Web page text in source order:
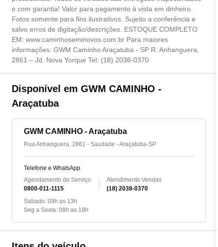
e com garantia! Valor para pagamento à vista em dinheiro.
Fotos somente para fins ilustrativos. Sujeito a conferência e
salvo erros de digitação/descrições. ESTOQUE COMPLETO
EM: www.caminhoseminovos.com.br Para maiores
informações: GWM Caminho Araçatuba - SP R. Anhanguera,
2861 – Jd. Nova Yorque Tel: (18) 2038-0370
Disponível em GWM CAMINHO -
Araçatuba
GWM CAMINHO - Araçatuba
Rua Anhanguera, 2861 - Saudade - Araçatuba-SP
Telefone e WhatsApp
Agendamento de Serviço
0800-011-1115
Atendimento Vendas
(18) 2038-0370
Sabado: 09h as 13h
Seg a Sexta: 08h as 18h